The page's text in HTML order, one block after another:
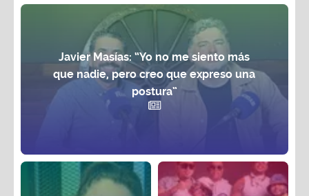
Javier Masías: “Yo no me siento más
que nadie, pero creo que expreso una
postura”